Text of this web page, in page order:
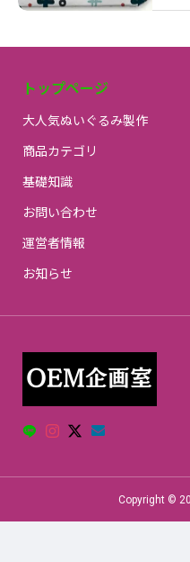
トップページ
大人気ぬいぐるみ製作
商品カテゴリ
基礎知識
お問い合わせ
運営者情報
お知らせ
Copyright ©